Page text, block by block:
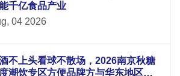
千亿食品产业
04 2026
不上头看球不散场，2026南京秋糖
潮饮专区方便品牌方与华东地区酒